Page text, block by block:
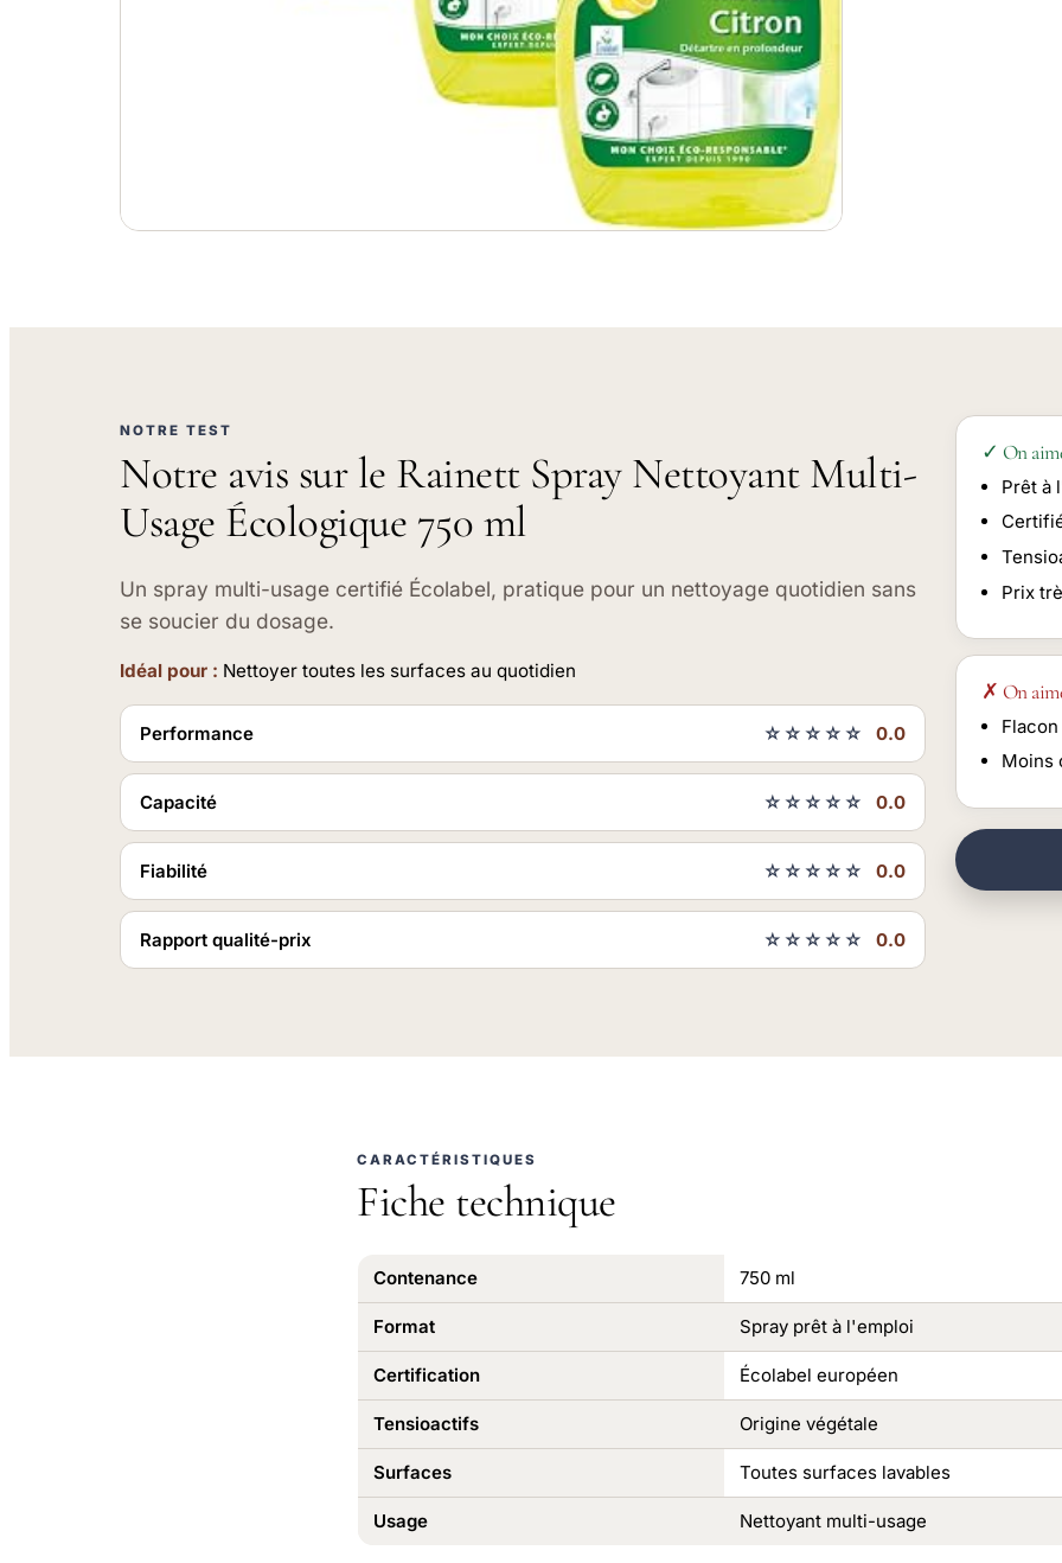
NOTRE TEST
Notre avis sur le Rainett Spray Nettoyant Multi-
Usage Écologique 750 ml
Un spray multi-usage certifié Écolabel, pratique pour un nettoyage quotidien sans
se soucier du dosage.
Idéal pour : Nettoyer toutes les surfaces au quotidien
Performance ☆☆☆☆☆ 0.0
Capacité ☆☆☆☆☆ 0.0
Fiabilité ☆☆☆☆☆ 0.0
Rapport qualité-prix ☆☆☆☆☆ 0.0
✓ On
Prêt à
Prix
✗ On
Moins
CARACTÉRISTIQUES
Fiche technique
Contenance 750 ml
Format Spray prêt à l'emploi
Certification Écolabel européen
Tensioactifs Origine végétale
Surfaces Toutes surfaces lavables
Usage Nettoyant multi-usage